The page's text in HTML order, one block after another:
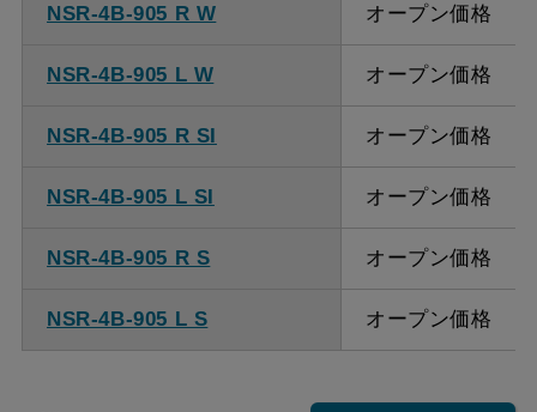
NSR-4B-905 R W オープン価格
NSR-4B-905 L W オープン価格
NSR-4B-905 R SI オープン価格
NSR-4B-905 L SI オープン価格
NSR-4B-905 R S オープン価格
NSR-4B-905 L S オープン価格